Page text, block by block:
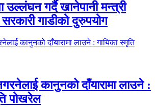
उल्लंघन गर्दै खानेपानी मन्त्री
गाडीको दुरुपयोग
कानुनको दाँयारामा लाउने :
पोखरेल